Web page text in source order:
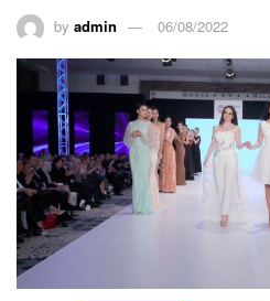
by admin 06/08/2022